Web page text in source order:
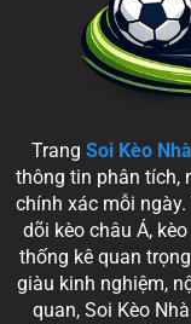
Trang Soi Kèo
thông tin phân tích,
chính xác mỗi
dõi kèo châu Á,
thống kê quan
giàu kinh nghiệm,
quan, Soi Kèo